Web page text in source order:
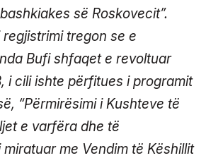
së Roskovecit”.
tregon se e
Bufi shfaqet e revoltuar
i cili ishte përfitues i programit
“Përmirësimi i Kushteve të
e varfëra dhe të
me Vendim të Këshillit